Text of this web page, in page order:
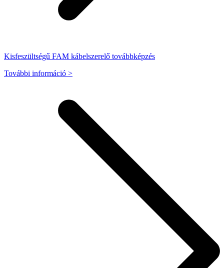
Kisfeszültségű FAM kábelszerelő továbbképzés
További információ >